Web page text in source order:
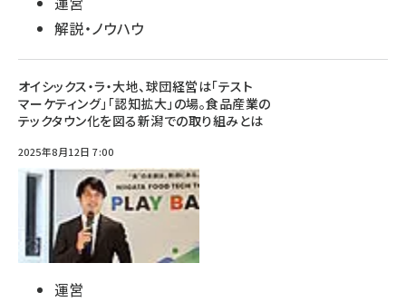
解説・ノウハウ
オイシックス・ラ・大地、球団経営は「テスト
マーケティング」「認知拡大」の場。食品産業の
テックタウン化を図る新潟での取り組みとは
2025年8月12日 7:00
運営